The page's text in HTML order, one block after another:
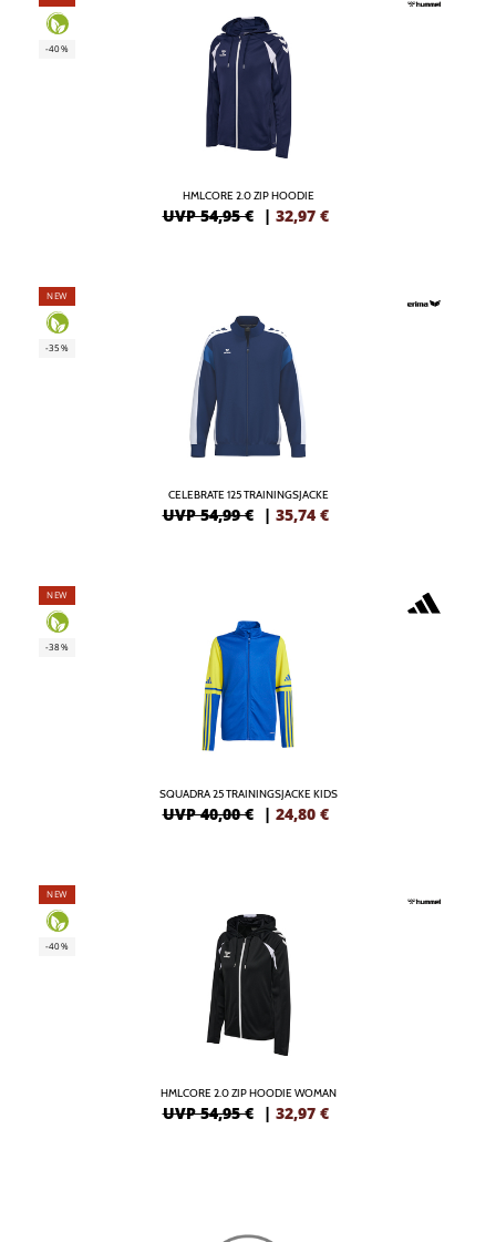
-40%
HMLCORE 2.0 ZIP HOODIE
UVP 54,95 € | 32,97 €
NEW
-35%
CELEBRATE 125 TRAININGSJACKE
UVP 54,99 € | 35,74 €
NEW
-38%
SQUADRA 25 TRAININGSJACKE KIDS
UVP 40,00 € | 24,80 €
NEW
-40%
HMLCORE 2.0 ZIP HOODIE WOMAN
UVP 54,95 € | 32,97 €